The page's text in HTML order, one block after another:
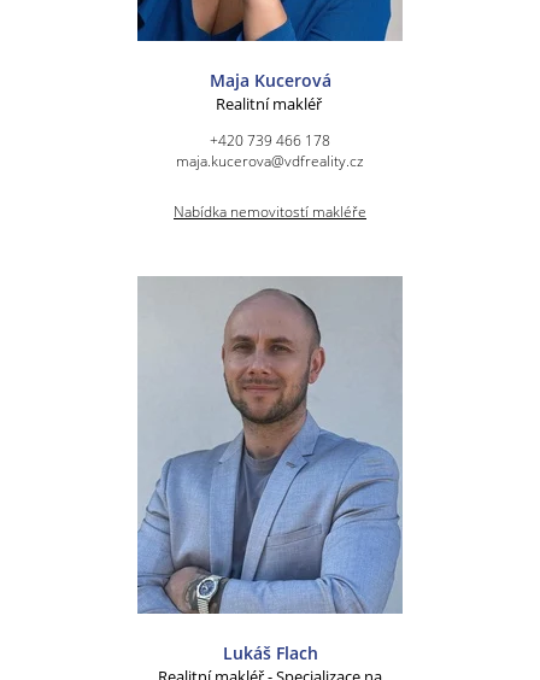
Maja Kucerová
Realitní makléř
+420 739 466 178
maja.kucerova@vdfreality.cz
Nabídka nemovitostí makléře
Lukáš Flach